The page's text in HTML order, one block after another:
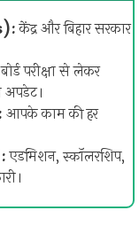
केंद्र और बिहार सरकार
बोर्ड परीक्षा से लेकर
अपडेट।
आपके काम की हर
एडमिशन, स्कॉलरशिप,